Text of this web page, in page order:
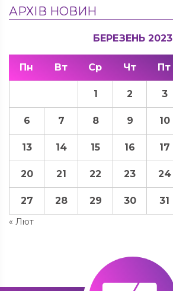
АРХІВ НОВИН
БЕРЕЗЕНЬ 2023
Пн Вт Ср Чт Пт
« Лют
1 2 3
6 7 8 9 10
13 14 15 16 17
20 21 22 23 24
27 28 29 30 31